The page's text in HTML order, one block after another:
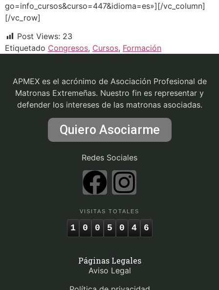
go=info_cursos&curso=447&idioma=es»][/vc_column]
[/vc_row]
Post Views: 23
Etiquetado Congresos, Cursos, Formación
APMEX es el acrónimo de Asociación Profesional de
Matronas Extremeñas. Nuestro fin es representar y
defender los intereses de las matronas asociadas.
Quiero Asociarme
Redes Sociales
VISITAS TOTALES
1 0 0 5 0 4 6
Páginas Legales
Aviso Legal